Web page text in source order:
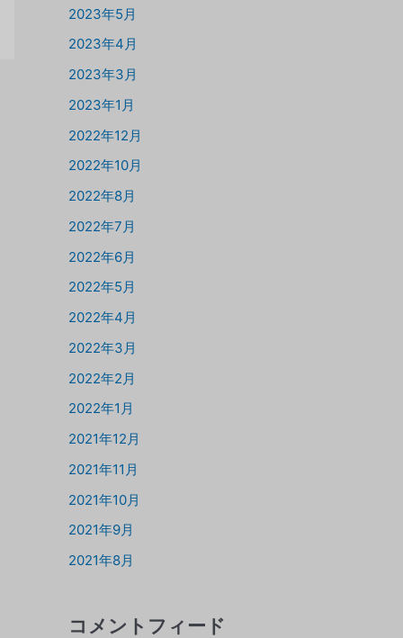
2023年5月
2023年4月
2023年3月
2023年1月
2022年12月
2022年10月
2022年8月
2022年7月
2022年6月
2022年5月
2022年4月
2022年3月
2022年2月
2022年1月
2021年12月
2021年11月
2021年10月
2021年9月
2021年8月
コメントフィード